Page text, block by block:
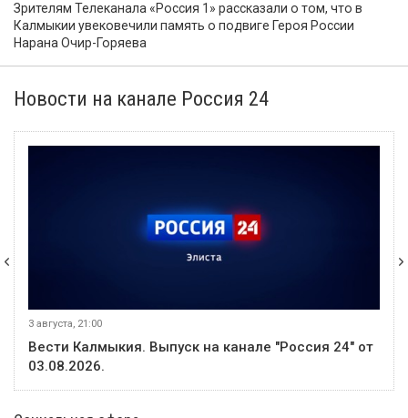
Зрителям Телеканала «Россия 1» рассказали о том, что в
Калмыкии увековечили память о подвиге Героя России
Нарана Очир-Горяева
Новости на канале Россия 24
3 августа, 21:00
Вести Калмыкия. Выпуск на канале "Россия 24" от
03.08.2026.